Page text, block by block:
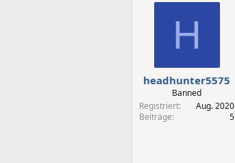
r
a
H
headhunter5575
Banned
Registriert
Aug. 2020
Beiträge
5